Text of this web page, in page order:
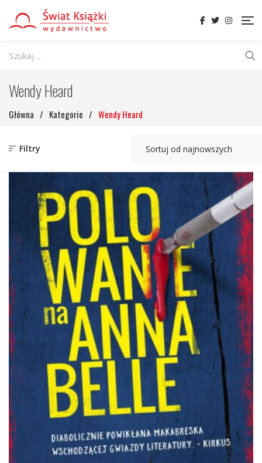
Wendy Heard
Główna / Kategorie / Wendy Heard
Filtry